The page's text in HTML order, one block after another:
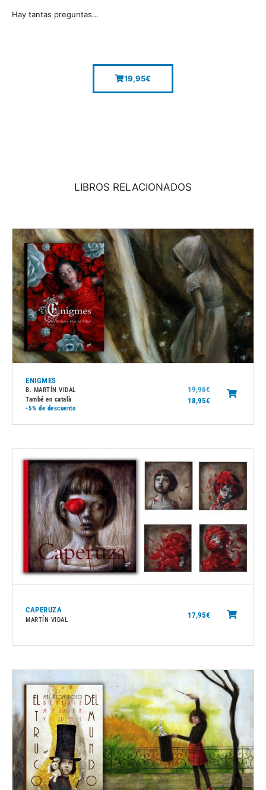
Hay tantas preguntas…
19,95€
LIBROS RELACIONADOS
ENIGMES
B. MARTÍN VIDAL
També en català
-5% de descuento
19,95€
18,95€
CAPERUZA
MARTÍN VIDAL 17,95€